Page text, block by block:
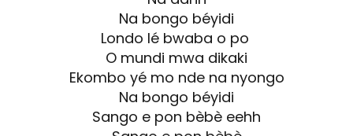
Na bongo béyidi
Londo lé bwaba o po
O mundi mwa dikaki
Ekombo yé mo nde na nyongo
Na bongo béyidi
Sango e pon bèbè eehh